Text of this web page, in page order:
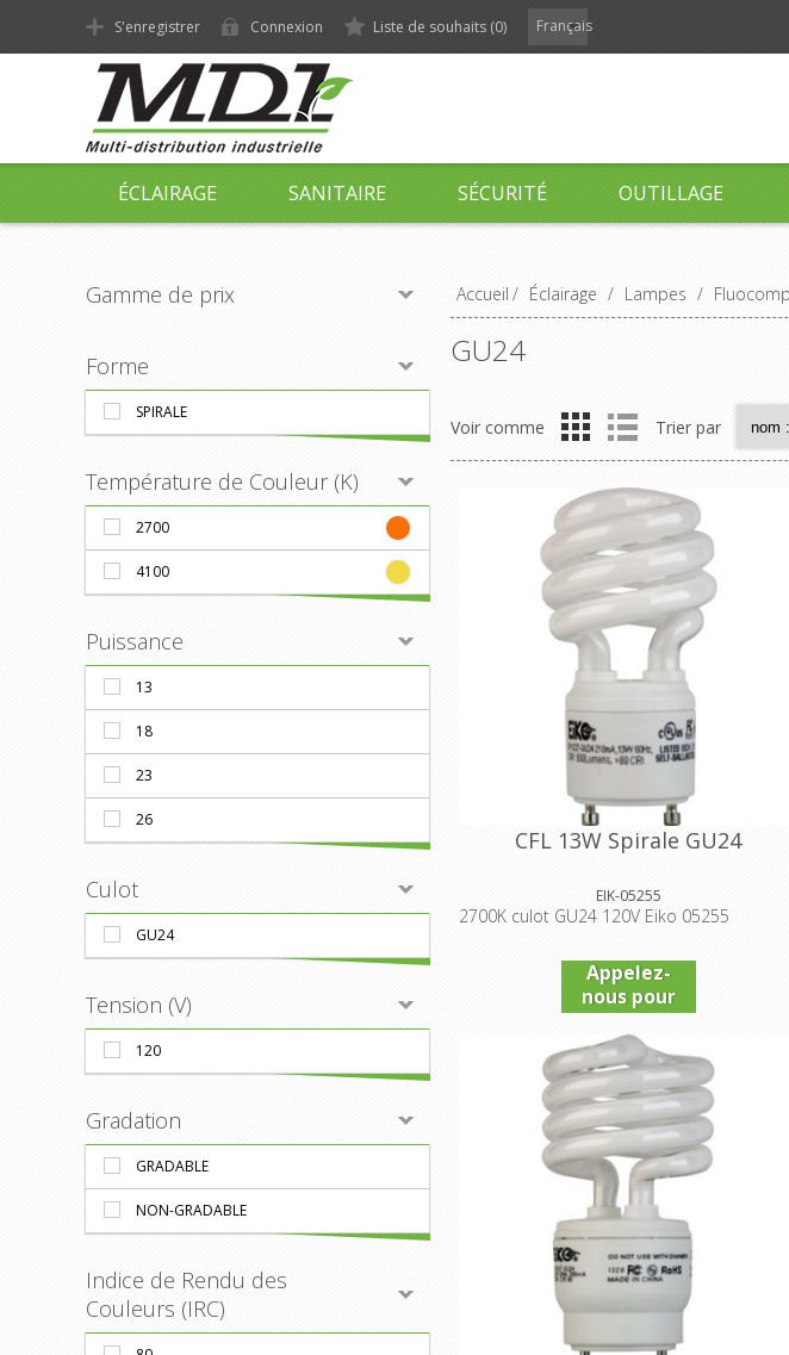
S'enregistrer Connexion Liste de souhaits (0) Français
ÉCLAIRAGE SANITAIRE SÉCURITÉ OUTILLAGE
Accueil / Éclairage / Lampes /
GU24
Voir comme Trier par
CFL 13W Spirale GU24
EIK-05255
2700K culot GU24 120V Eiko 05255
Appelez-
nous pour
connaître
le prix
Gamme de prix
Forme
SPIRALE
Température de Couleur (K)
2700
4100
Puissance
13
18
23
26
Culot
GU24
Tension (V)
120
Gradation
GRADABLE
NON-GRADABLE
Indice de Rendu des
Couleurs (IRC)